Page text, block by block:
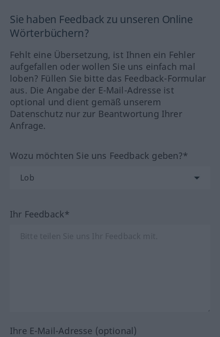
Sie haben Feedback zu unseren Online
Wörterbüchern?
Fehlt eine Übersetzung, ist Ihnen ein Fehler
aufgefallen oder wollen Sie uns einfach mal
loben? Füllen Sie bitte das Feedback-Formular
aus. Die Angabe der E-Mail-Adresse ist
optional und dient gemäß unserem
Datenschutz nur zur Beantwortung Ihrer
Anfrage.
Wozu möchten Sie uns Feedback geben?*
Ihr Feedback*
Ihre E-Mail-Adresse (optional)